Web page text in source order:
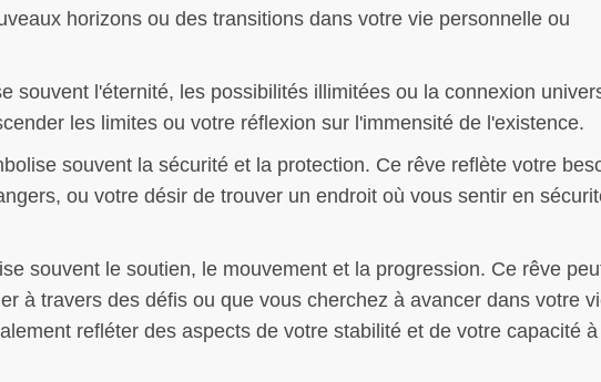
horizons ou des transitions dans votre vie personnelle ou
souvent l'éternité, les possibilités illimitées ou la connexion
les limites ou votre réflexion sur l'immensité de l'existence.
souvent la sécurité et la protection. Ce rêve reflète votre
ou votre désir de trouver un endroit où vous sentir en
souvent le soutien, le mouvement et la progression. Ce rêve
à travers des défis ou que vous cherchez à avancer dans votre
refléter des aspects de votre stabilité et de votre capacité